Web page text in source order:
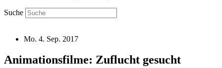
Suche
Mo. 4. Sep. 2017
Animationsfilme: Zuflucht gesucht